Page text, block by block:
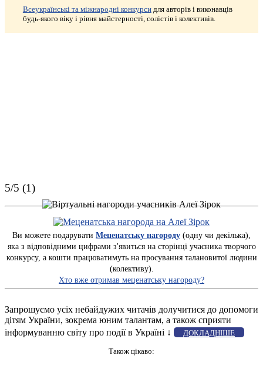
Всеукраїнські та міжнародні конкурсидля авторів і виконавців
будь-якого віку і рівня майстерності, солістів і колективів.
5/5 (1)
Ви можете подарувати Меценатську нагороду (одну чи декілька),
яка з відповідними цифрами з'явиться на сторінці учасника творчого
конкурсу, а кошти працюватимуть на просування талановитої людини
(колективу).
Хто вже отримав меценатську нагороду?
Запрошуємо усіх небайдужих читачів долучитися до допомоги
дітям України, зокрема юним талантам, а також сприяти
інформуванню світу про події в Україні ↓
ДОКЛАДНІШЕ
Також цікаво: